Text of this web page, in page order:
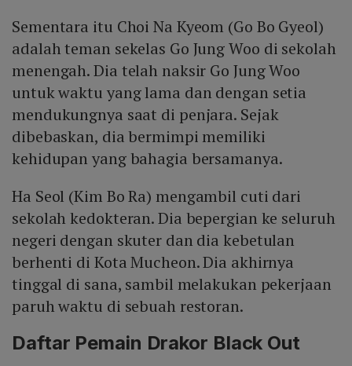
Sementara itu Choi Na Kyeom (Go Bo Gyeol)
adalah teman sekelas Go Jung Woo di sekolah
menengah. Dia telah naksir Go Jung Woo
untuk waktu yang lama dan dengan setia
mendukungnya saat di penjara. Sejak
dibebaskan, dia bermimpi memiliki
kehidupan yang bahagia bersamanya.
Ha Seol (Kim Bo Ra) mengambil cuti dari
sekolah kedokteran. Dia bepergian ke seluruh
negeri dengan skuter dan dia kebetulan
berhenti di Kota Mucheon. Dia akhirnya
tinggal di sana, sambil melakukan pekerjaan
paruh waktu di sebuah restoran.
Daftar Pemain Drakor Black Out